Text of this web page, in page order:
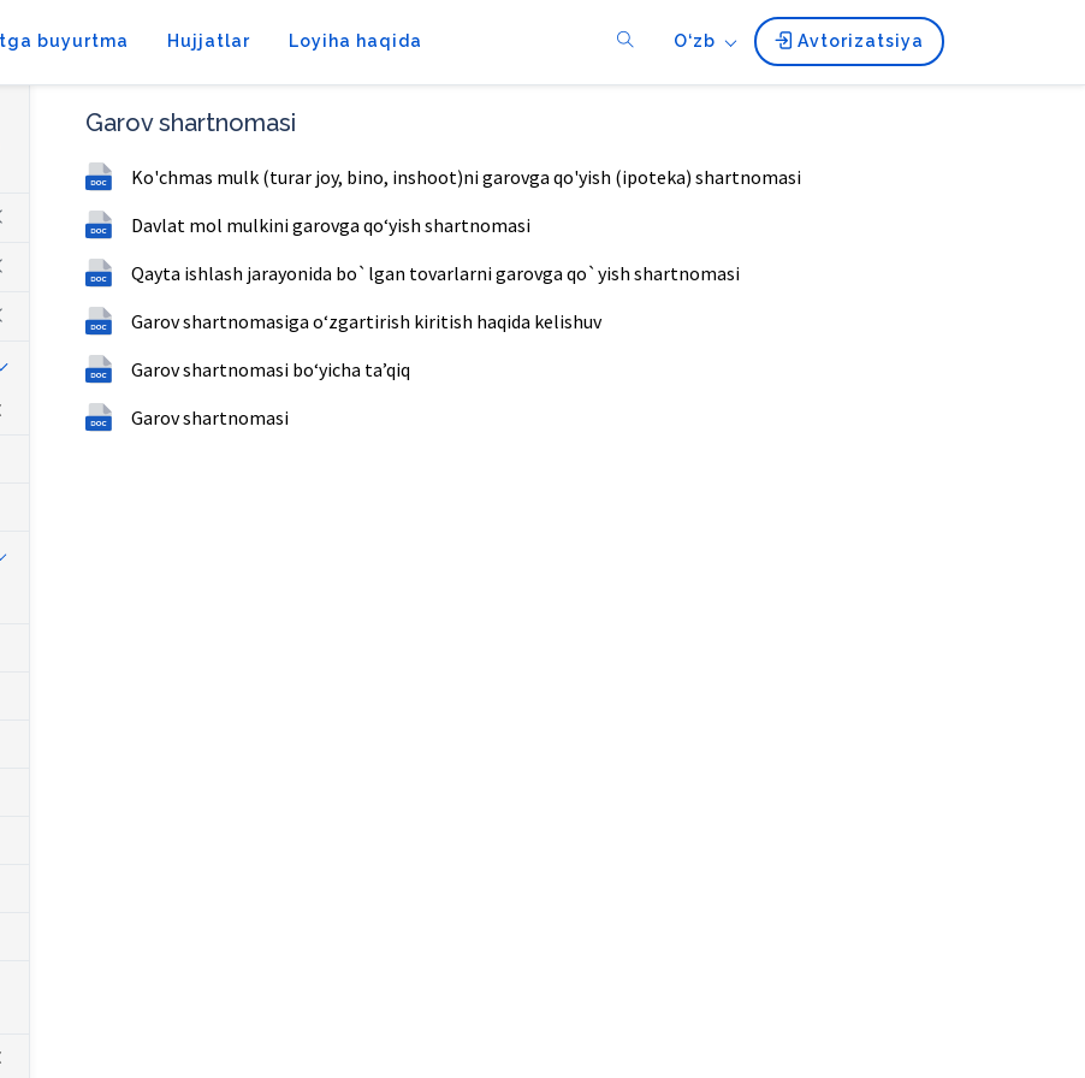
buyurtma Hujjatlar Loyiha haqida O‘zb Avtorizatsiya
Garov shartnomasi
Ko'chmas mulk (turar joy, bino, inshoot)ni garovga qo'yish (ipoteka) shartnomasi
Davlat mol mulkini garovga qo‘yish shartnomasi
Qayta ishlash jarayonida bo`lgan tovarlarni garovga qo`yish shartnomasi
Garov shartnomasiga o‘zgartirish kiritish haqida kelishuv
Garov shartnomasi bo‘yicha taʼqiq
Garov shartnomasi